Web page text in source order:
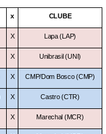
x CLUBE
X Lapa (LAP)
X Unibrasil (UNI)
X CMP/Dom Bosco (CMP)
X Castro (CTR)
X Marechal (MCR)